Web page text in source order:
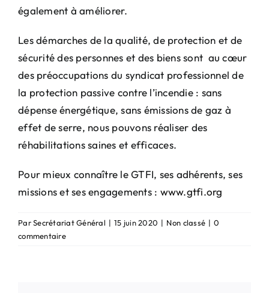
également à améliorer.
Les démarches de la qualité, de protection et de
sécurité des personnes et des biens sont au cœur
des préoccupations du syndicat professionnel de
la protection passive contre l’incendie : sans
dépense énergétique, sans émissions de gaz à
effet de serre, nous pouvons réaliser des
réhabilitations saines et efficaces.
Pour mieux connaître le GTFI, ses adhérents, ses
missions et ses engagements : www.gtfi.org
ParSecrétariat Général | 15 juin 2020 | Non classé | 0
commentaire